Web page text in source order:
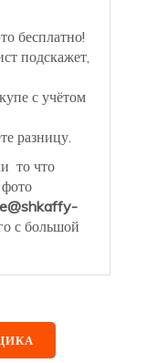
бесплатно!
подскажет,
с учётом
разницу.
то что
с большой